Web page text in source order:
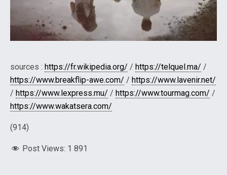
sources : https://fr.wikipedia.org/ / https://telquel.ma/ /
https://www.breakflip-awe.com/ / https://www.lavenir.net/
/ https://www.lexpress.mu/ / https://www.tourmag.com/ /
https://www.wakatsera.com/
(914)
Post Views: 1 891